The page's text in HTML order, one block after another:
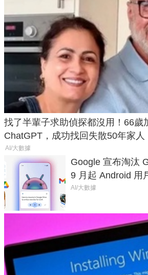
找了半輩子求助偵探都沒用！66歲
ChatGPT，成功找回失散50年家人
AI/大數據
Google 宣布淘汰
9 月起 Android 用
AI/大數據